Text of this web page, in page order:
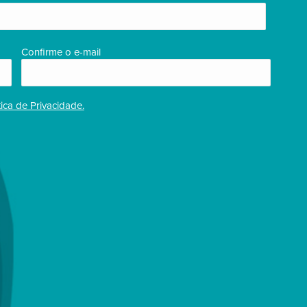
Confirme o e-mail
de Privacidade.